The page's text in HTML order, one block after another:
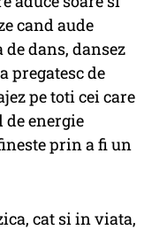
cand aude
dans, dansez
pregatesc de
pe toti cei care
de energie
prin a fi un
cat si in viata,